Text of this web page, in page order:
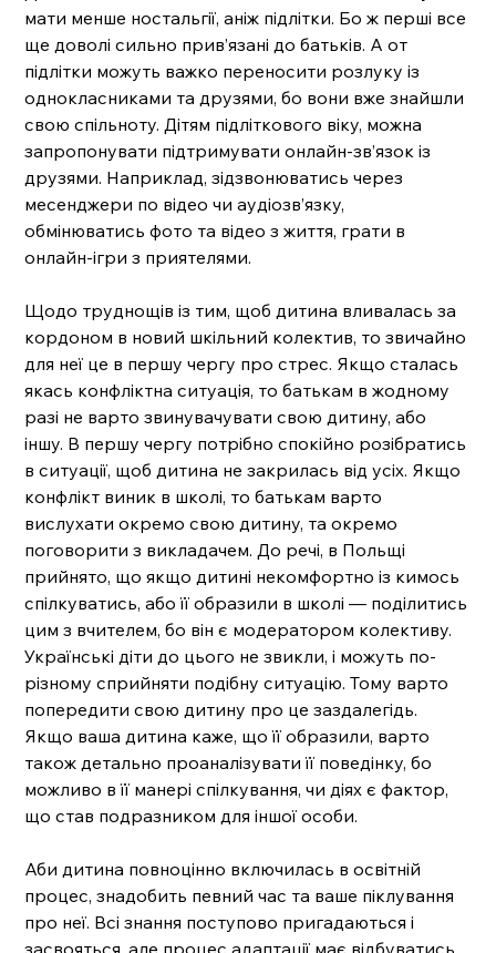
мати менше ностальгії, аніж підлітки. Бо ж перші все
ще доволі сильно прив’язані до батьків. А от
підлітки можуть важко переносити розлуку із
однокласниками та друзями, бо вони вже знайшли
свою спільноту. Дітям підліткового віку, можна
запропонувати підтримувати онлайн-зв’язок із
друзями. Наприклад, зідзвонюватись через
месенджери по відео чи аудіозв’язку,
обмінюватись фото та відео з життя, грати в
онлайн-ігри з приятелями.
Щодо труднощів із тим, щоб дитина вливалась за
кордоном в новий шкільний колектив, то звичайно
для неї це в першу чергу про стрес. Якщо сталась
якась конфліктна ситуація, то батькам в жодному
разі не варто звинувачувати свою дитину, або
іншу. В першу чергу потрібно спокійно розібратись
в ситуації, щоб дитина не закрилась від усіх. Якщо
конфлікт виник в школі, то батькам варто
вислухати окремо свою дитину, та окремо
поговорити з викладачем. До речі, в Польщі
прийнято, що якщо дитині некомфортно із кимось
спілкуватись, або її образили в школі — поділитись
цим з вчителем, бо він є модератором колективу.
Українські діти до цього не звикли, і можуть по-
різному сприйняти подібну ситуацію. Тому варто
попередити свою дитину про це заздалегідь.
Якщо ваша дитина каже, що її образили, варто
також детально проаналізувати її поведінку, бо
можливо в її манері спілкування, чи діях є фактор,
що став подразником для іншої особи.
Аби дитина повноцінно включилась в освітній
процес, знадобить певний час та ваше піклування
про неї. Всі знання поступово пригадаються і